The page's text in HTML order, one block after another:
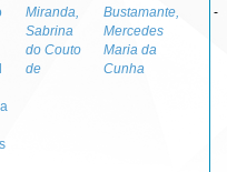
Miranda,
Sabrina
do Couto
de
Bustamante,
Mercedes
Maria da
Cunha
-